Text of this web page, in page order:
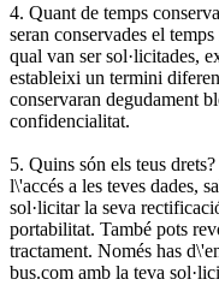
4. Quant de temps
seran conservades el
qual van ser sol·licitades,
estableixi un termini
conservaran degudament
confidencialitat.
5. Quins són els teus
l\'accés a les teves dades,
sol·licitar la seva
portabilitat. També pots
tractament. Només has
bus.com amb la teva